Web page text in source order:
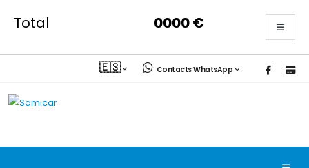
Total 0000€
🇪🇸 Contacts WhatsApp